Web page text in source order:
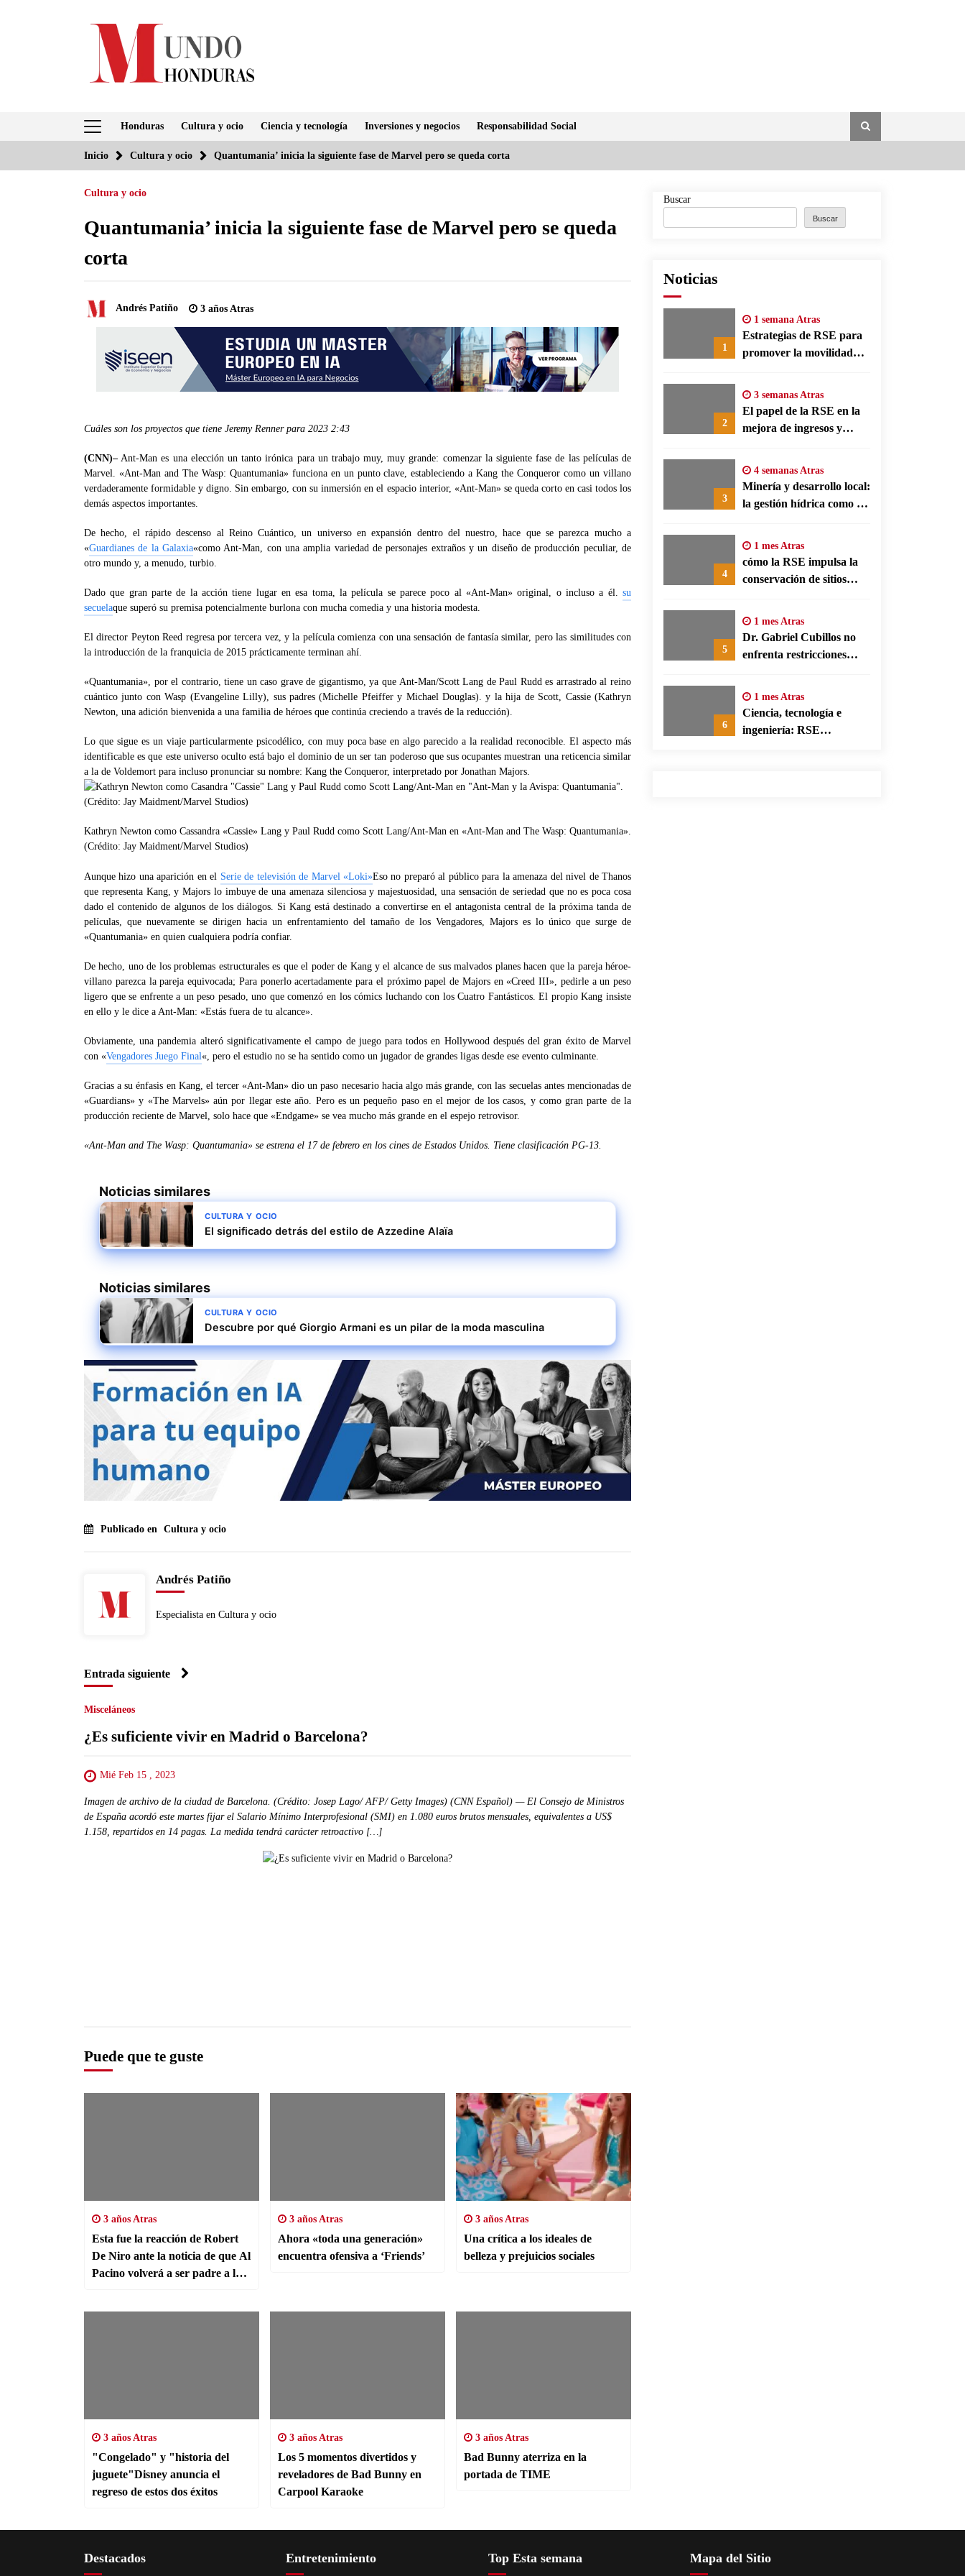
Honduras Cultura y ocio Ciencia y tecnología Inversiones y negocios Responsabilidad Social
Inicio Cultura y ocio Quantumania’ inicia la siguiente fase de Marvel pero se queda corta
Cultura y ocio
Quantumania’ inicia la siguiente fase de Marvel pero se queda
corta
Andrés Patiño 3 años Atras
Cuáles son los proyectos que tiene Jeremy Renner para 2023 2:43
(CNN)– Ant-Man es una elección un tanto irónica para un trabajo muy, muy grande: comenzar la siguiente fase de las películas de
Marvel. «Ant-Man and The Wasp: Quantumania» funciona en un punto clave, estableciendo a Kang the Conqueror como un villano
verdaderamente formidable y digno. Sin embargo, con su inmersión en el espacio interior, «Ant-Man» se queda corto en casi todos los
demás aspectos importantes.
De hecho, el rápido descenso al Reino Cuántico, un universo en expansión dentro del nuestro, hace que se parezca mucho a
«Guardianes de la Galaxia«como Ant-Man, con una amplia variedad de personajes extraños y un diseño de producción peculiar, de
otro mundo y, a menudo, turbio.
Dado que gran parte de la acción tiene lugar en esa toma, la película se parece poco al «Ant-Man» original, o incluso a él. su
secuelaque superó su premisa potencialmente burlona con mucha comedia y una historia modesta.
El director Peyton Reed regresa por tercera vez, y la película comienza con una sensación de fantasía similar, pero las similitudes con
la introducción de la franquicia de 2015 prácticamente terminan ahí.
«Quantumania», por el contrario, tiene un caso grave de gigantismo, ya que Ant-Man/Scott Lang de Paul Rudd es arrastrado al reino
cuántico junto con Wasp (Evangeline Lilly), sus padres (Michelle Pfeiffer y Michael Douglas). y la hija de Scott, Cassie (Kathryn
Newton, una adición bienvenida a una familia de héroes que continúa creciendo a través de la reducción).
Lo que sigue es un viaje particularmente psicodélico, con muy poca base en algo parecido a la realidad reconocible. El aspecto más
identificable es que este universo oculto está bajo el dominio de un ser tan poderoso que sus ocupantes muestran una reticencia similar
a la de Voldemort para incluso pronunciar su nombre: Kang the Conqueror, interpretado por Jonathan Majors.
Kathryn Newton como Cassandra «Cassie» Lang y Paul Rudd como Scott Lang/Ant-Man en «Ant-Man and The Wasp: Quantumania».
(Crédito: Jay Maidment/Marvel Studios)
Aunque hizo una aparición en el Serie de televisión de Marvel «Loki»Eso no preparó al público para la amenaza del nivel de Thanos
que representa Kang, y Majors lo imbuye de una amenaza silenciosa y majestuosidad, una sensación de seriedad que no es poca cosa
dado el contenido de algunos de los diálogos. Si Kang está destinado a convertirse en el antagonista central de la próxima tanda de
películas, que nuevamente se dirigen hacia un enfrentamiento del tamaño de los Vengadores, Majors es lo único que surge de
«Quantumania» en quien cualquiera podría confiar.
De hecho, uno de los problemas estructurales es que el poder de Kang y el alcance de sus malvados planes hacen que la pareja héroe-
villano parezca la pareja equivocada; Para ponerlo acertadamente para el próximo papel de Majors en «Creed III», pedirle a un peso
ligero que se enfrente a un peso pesado, uno que comenzó en los cómics luchando con los Cuatro Fantásticos. El propio Kang insiste
en ello y le dice a Ant-Man: «Estás fuera de tu alcance».
Obviamente, una pandemia alteró significativamente el campo de juego para todos en Hollywood después del gran éxito de Marvel
con «Vengadores Juego Final«, pero el estudio no se ha sentido como un jugador de grandes ligas desde ese evento culminante.
Gracias a su énfasis en Kang, el tercer «Ant-Man» dio un paso necesario hacia algo más grande, con las secuelas antes mencionadas de
«Guardians» y «The Marvels» aún por llegar este año. Pero es un pequeño paso en el mejor de los casos, y como gran parte de la
producción reciente de Marvel, solo hace que «Endgame» se vea mucho más grande en el espejo retrovisor.
«Ant-Man and The Wasp: Quantumania» se estrena el 17 de febrero en los cines de Estados Unidos. Tiene clasificación PG-13.
Noticias similares
CULTURA Y OCIO
El significado detrás del estilo de Azzedine Alaïa
Noticias similares
CULTURA Y OCIO
Descubre por qué Giorgio Armani es un pilar de la moda masculina
Publicado en Cultura y ocio
Andrés Patiño
Especialista en Cultura y ocio
Entrada siguiente
Misceláneos
¿Es suficiente vivir en Madrid o Barcelona?
Mié Feb 15 , 2023
Imagen de archivo de la ciudad de Barcelona. (Crédito: Josep Lago/ AFP/ Getty Images) (CNN Español) — El Consejo de Ministros
de España acordó este martes fijar el Salario Mínimo Interprofesional (SMI) en 1.080 euros brutos mensuales, equivalentes a US$
1.158, repartidos en 14 pagas. La medida tendrá carácter retroactivo […]
Puede que te guste
3 años Atras
Esta fue la reacción de Robert
De Niro ante la noticia de que Al
Pacino volverá a ser padre a los
3 años Atras
Ahora «toda una generación»
encuentra ofensiva a ‘Friends’
3 años Atras
Una crítica a los ideales de
belleza y prejuicios sociales
3 años Atras
"Congelado" y "historia del
juguete"Disney anuncia el
regreso de estos dos éxitos
3 años Atras
Los 5 momentos divertidos y
reveladores de Bad Bunny en
Carpool Karaoke
3 años Atras
Bad Bunny aterriza en la
portada de TIME
Buscar
Buscar
Noticias
1
1 semana Atras
Estrategias de RSE para
promover la movilidad
fabriles alemanes
2
3 semanas Atras
El papel de la RSE en la
mejora de ingresos y
3
4 semanas Atras
Minería y desarrollo local:
la gestión hídrica como eje
4
1 mes Atras
cómo la RSE impulsa la
conservación de sitios
5
1 mes Atras
Dr. Gabriel Cubillos no
enfrenta restricciones
6
1 mes Atras
Ciencia, tecnología e
ingeniería: RSE
Destacados Entretenimiento Top Esta semana Mapa del Sitio